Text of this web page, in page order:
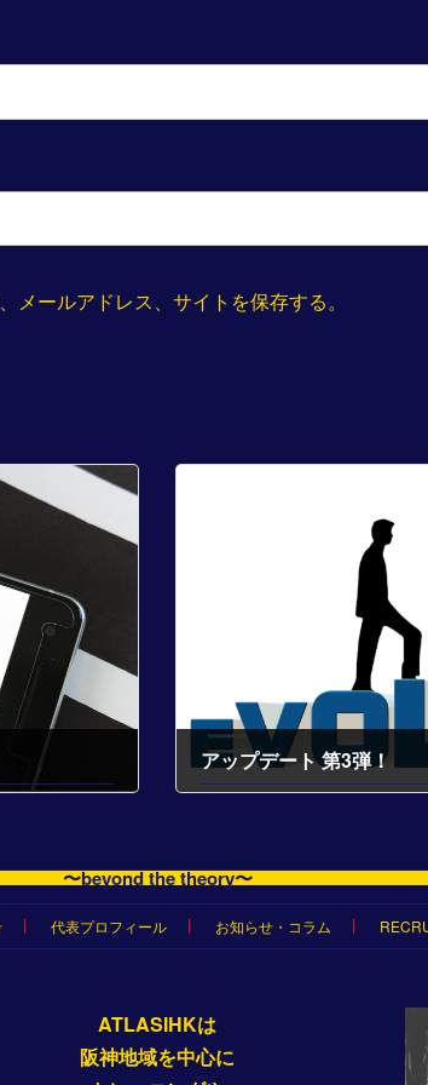
ールアドレス、サイトを保存する。
アップデート 第3弾！
〜beyond the theory〜
代表プロフィール お知らせ・コラム
ATLASIHKは
阪神地域を中心に